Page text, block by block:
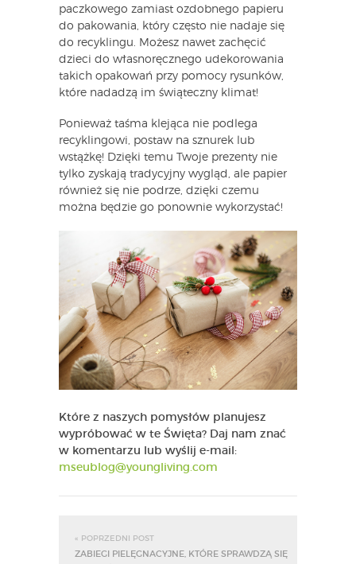
paczkowego zamiast ozdobnego papieru
do pakowania, który często nie nadaje się
do recyklingu. Możesz nawet zachęcić
dzieci do własnoręcznego udekorowania
takich opakowań przy pomocy rysunków,
które nadadzą im świąteczny klimat!
Ponieważ taśma klejąca nie podlega
recyklingowi, postaw na sznurek lub
wstążkę! Dzięki temu Twoje prezenty nie
tylko zyskają tradycyjny wygląd, ale papier
również się nie podrze, dzięki czemu
można będzie go ponownie wykorzystać!
Które z naszych pomysłów planujesz
wypróbować w te Święta? Daj nam znać
w komentarzu lub wyślij e-mail:
mseublog@youngliving.com
« POPRZEDNI POST
ZABIEGI PIELĘGNACYJNE, KTÓRE SPRAWDZĄ SIĘ